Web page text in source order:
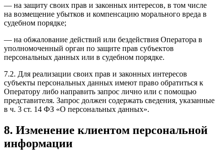
— на защиту своих прав и законных интересов, в том числе
на возмещение убытков и компенсацию морального вреда в
судебном порядке;
— на обжалование действий или бездействия Оператора в
уполномоченный орган по защите прав субъектов
персональных данных или в судебном порядке.
7.2. Для реализации своих прав и законных интересов
субъекты персональных данных имеют право обратиться к
Оператору либо направить запрос лично или с помощью
представителя. Запрос должен содержать сведения, указанные
в ч. 3 ст. 14 ФЗ «О персональных данных».
8. Изменение клиентом персональной
информации